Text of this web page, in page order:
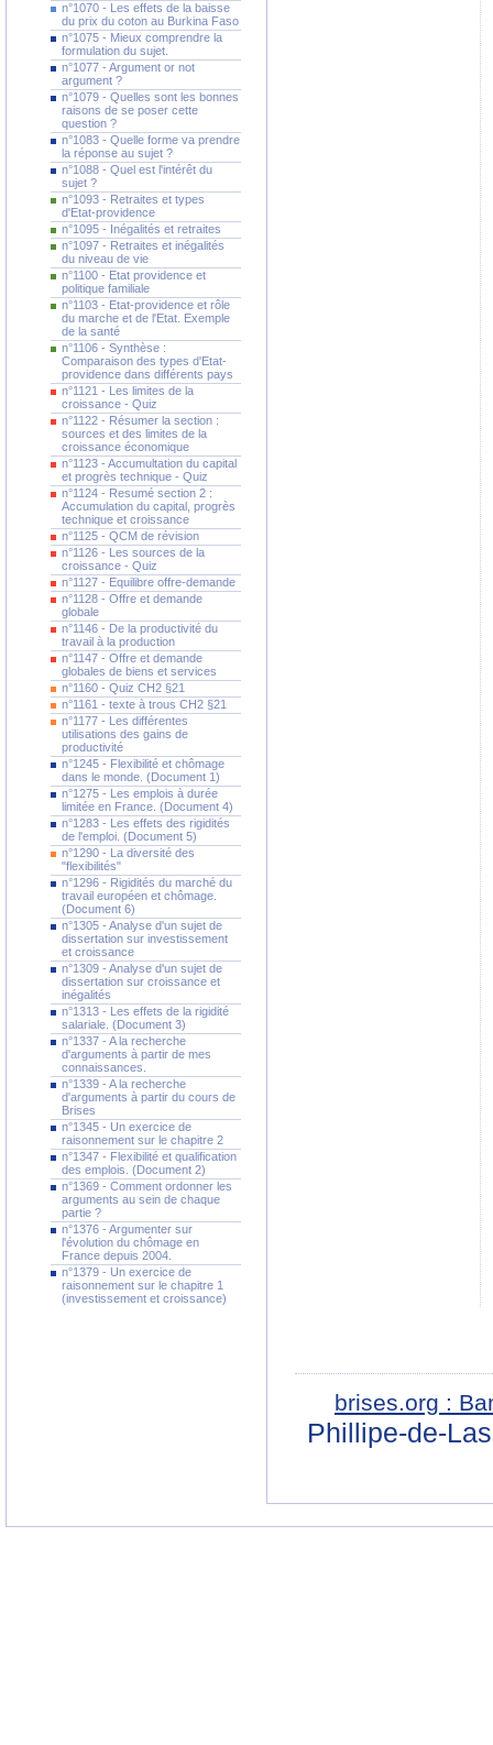
n°1070 - Les effets de la baisse
du prix du coton au Burkina Faso
n°1075 - Mieux comprendre la
formulation du sujet.
n°1077 - Argument or not
argument ?
n°1079 - Quelles sont les bonnes
raisons de se poser cette
question ?
n°1083 - Quelle forme va prendre
la réponse au sujet ?
n°1088 - Quel est l'intérêt du
sujet ?
n°1093 - Retraites et types
d'Etat-providence
n°1095 - Inégalités et retraites
n°1097 - Retraites et inégalités
du niveau de vie
n°1100 - Etat providence et
politique familiale
n°1103 - Etat-providence et rôle
du marche et de l'Etat. Exemple
de la santé
n°1106 - Synthèse :
Comparaison des types d'Etat-
providence dans différents pays
n°1121 - Les limites de la
croissance - Quiz
n°1122 - Résumer la section :
sources et des limites de la
croissance économique
n°1123 - Accumultation du capital
et progrès technique - Quiz
n°1124 - Resumé section 2 :
Accumulation du capital, progrès
technique et croissance
n°1125 - QCM de révision
n°1126 - Les sources de la
croissance - Quiz
n°1127 - Equilibre offre-demande
n°1128 - Offre et demande
globale
n°1146 - De la productivité du
travail à la production
n°1147 - Offre et demande
globales de biens et services
n°1160 - Quiz CH2 §21
n°1161 - texte à trous CH2 §21
n°1177 - Les différentes
utilisations des gains de
productivité
n°1245 - Flexibilité et chômage
dans le monde. (Document 1)
n°1275 - Les emplois à durée
limitée en France. (Document 4)
n°1283 - Les effets des rigidités
de l'emploi. (Document 5)
n°1290 - La diversité des
"flexibilités"
n°1296 - Rigidités du marché du
travail européen et chômage.
(Document 6)
n°1305 - Analyse d'un sujet de
dissertation sur investissement
et croissance
n°1309 - Analyse d'un sujet de
dissertation sur croissance et
inégalités
n°1313 - Les effets de la rigidité
salariale. (Document 3)
n°1337 - A la recherche
d'arguments à partir de mes
connaissances.
n°1339 - A la recherche
d'arguments à partir du cours de
Brises
n°1345 - Un exercice de
raisonnement sur le chapitre 2
n°1347 - Flexibilité et qualification
des emplois. (Document 2)
n°1369 - Comment ordonner les
arguments au sein de chaque
partie ?
n°1376 - Argumenter sur
l'évolution du chômage en
France depuis 2004.
n°1379 - Un exercice de
raisonnement sur le chapitre 1
(investissement et croissance)
brises.org :
Phillipe-de-